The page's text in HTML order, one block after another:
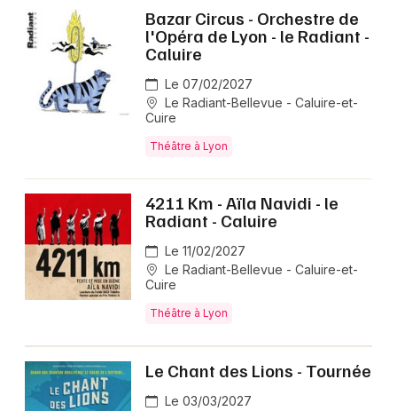
Bazar Circus - Orchestre de
l'Opéra de Lyon - le Radiant -
Caluire
Le 07/02/2027
Le Radiant-Bellevue - Caluire-et-
Cuire
Théâtre à Lyon
4211 Km - Aïla Navidi - le
Radiant - Caluire
Le 11/02/2027
Le Radiant-Bellevue - Caluire-et-
Cuire
Théâtre à Lyon
Le Chant des Lions - Tournée
Le 03/03/2027